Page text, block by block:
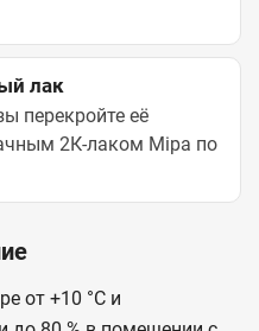
лак
перекройте её
2К-лаком Mipa по
от +10 °C и